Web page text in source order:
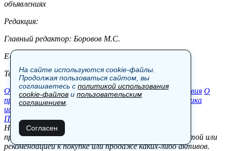
объявлениях
Редакция:
Главный редактор: Боровов М.С.
E-mail: site@vestnik.net, reb.msk@yandex.ru
Тел.: +7 (921) 720-00-97
Общество Экономика Контакты В мире Происшествия О
проекте Шоу-бизнес Политика Пресс-релизы
Политика
использования cookie-файлов
Пользовательское соглашение
Новости, аналитика, прогнозы и другие материалы,
представленные на данном сайте, не являются офертой или
рекомендацией к покупке или продаже каких-либо активов.
На сайте используются cookie-файлы.
Продолжая пользоваться сайтом, вы
соглашаетесь с политикой использования
cookie-файлов и пользовательским
соглашением
Согласен